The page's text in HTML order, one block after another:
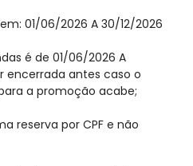
01/06/2026 A 30/12/2026
é de 01/06/2026 A
encerrada antes caso o
a promoção acabe;
reserva por CPF e não